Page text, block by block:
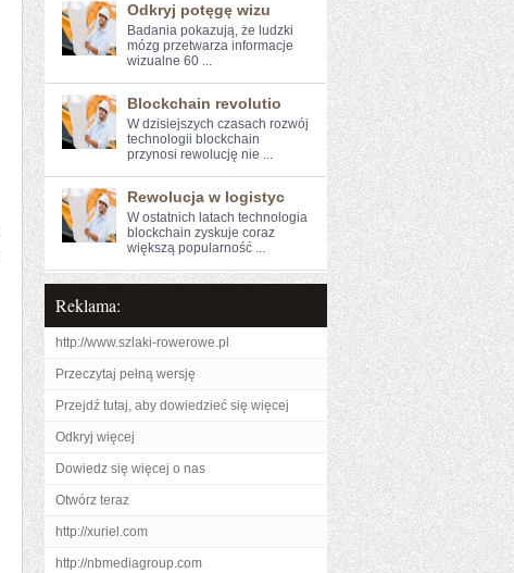
Odkryj potęgę wizu
Badania⁣ pokazują, że ludzki
mózg przetwarza ‌informacje
wizualne 60 ...
Blockchain revolutio
W dzisiejszych czasach rozwój
technologii blockchain
przynosi rewolucję⁣ nie ...
Rewolucja w logistyc
W⁣ ostatnich latach technologia
blockchain zyskuje coraz
większą popularność ...
Reklama:
http://www.szlaki-rowerowe.pl
Przeczytaj pełną wersję
Przejdź tutaj, aby dowiedzieć się więcej
Odkryj więcej
Dowiedz się więcej o nas
Otwórz teraz
http://xuriel.com
http://nbmediagroup.com